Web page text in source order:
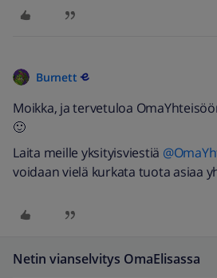
Burnett
Moikka, ja tervetuloa
🙂
Laita meille yksityisviestiä
voidaan vielä kurkata tuota asiaa
Netin vianselvitys OmaElisassa